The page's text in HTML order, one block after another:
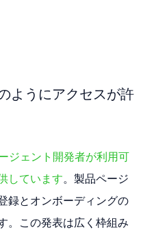
ようにアクセスが許
ジェント開発者が利用可
しています。製品ページ
録とオンボーディングの
。この発表は広く枠組み